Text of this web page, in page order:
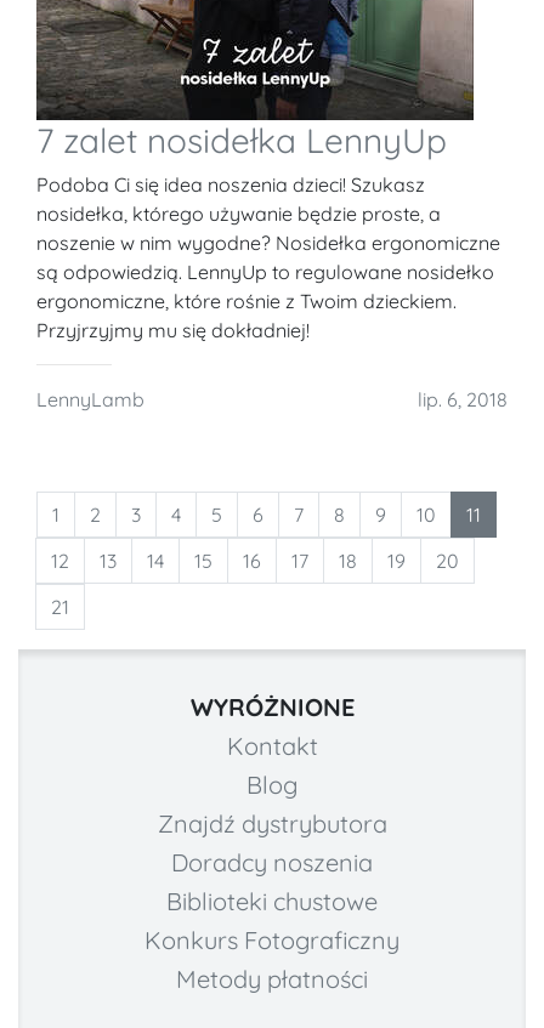
7 zalet nosidełka LennyUp
Podoba Ci się idea noszenia dzieci! Szukasz
nosidełka, którego używanie będzie proste, a
noszenie w nim wygodne? Nosidełka ergonomiczne
są odpowiedzią. LennyUp to regulowane nosidełko
ergonomiczne, które rośnie z Twoim dzieckiem.
Przyjrzyjmy mu się dokładniej!
LennyLamb lip. 6, 2018
1 2 3 4 5 6 7 8 9 10
11
12
13 14 15 16 17 18 19
20
21
WYRÓŻNIONE
Kontakt
Blog
Znajdź dystrybutora
Doradcy noszenia
Biblioteki chustowe
Konkurs Fotograficzny
Metody płatności